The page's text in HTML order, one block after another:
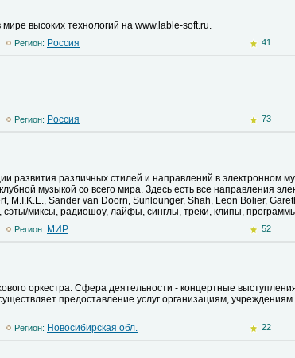
высоких технологий на www.lable-soft.ru.
Регион: Pоссия 41
Регион: Pоссия 73
развития различных стилей и направлений в электронном
музыкой со всего мира. Здесь есть все направления
M.I.K.E., Sander van Doorn, Sunlounger, Shah, Leon Bolier,
миксы, радиошоу, лайфы, синглы, треки, клипы,
Регион: MИР 52
оркестра. Сфера деятельности - концертные
предоставление услуг организациям,
Регион: Новосибирская обл. 22